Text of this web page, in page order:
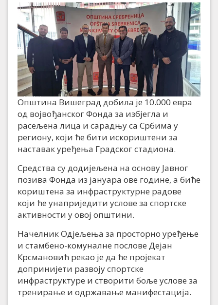
Општина Вишеград добила је 10.000 евра
од војвођанског Фонда за избјегла и
расељена лица и сарадњу са Србима у
региону, који ће бити искориштени за
наставак уређења Градског стадиона.
Средства су додијељена на основу Јавног
позива Фонда из јануара ове године, а биће
кориштена за инфраструктурне радове
који ће унаприједити услове за спортске
активности у овој општини.
Начелник Одјељења за просторно уређење
и стамбено-комуналне послове Дејан
Крсмановић рекао је да ће пројекат
допринијети развоју спортске
инфраструктуре и створити боље услове за
тренирање и одржавање манифестација.